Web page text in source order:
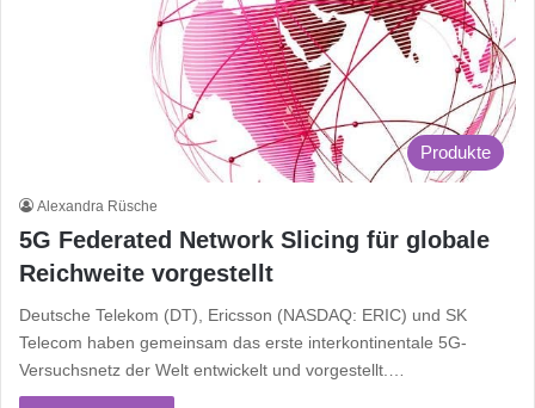
Produkte
Alexandra Rüsche
5G Federated Network Slicing für globale
Reichweite vorgestellt
Deutsche Telekom (DT), Ericsson (NASDAQ: ERIC) und SK
Telecom haben gemeinsam das erste interkontinentale 5G-
Versuchsnetz der Welt entwickelt und vorgestellt.…